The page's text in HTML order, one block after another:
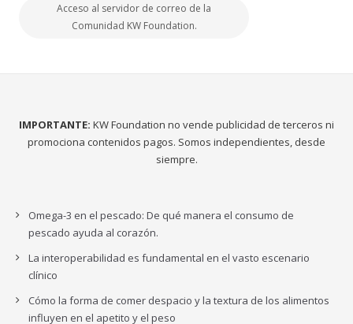
Acceso al servidor de correo de la
Comunidad KW Foundation.
IMPORTANTE: KW Foundation no vende publicidad de terceros ni
promociona contenidos pagos. Somos independientes, desde
siempre.
Omega-3 en el pescado: De qué manera el consumo de
pescado ayuda al corazón.
La interoperabilidad es fundamental en el vasto escenario
clínico
Cómo la forma de comer despacio y la textura de los alimentos
influyen en el apetito y el peso